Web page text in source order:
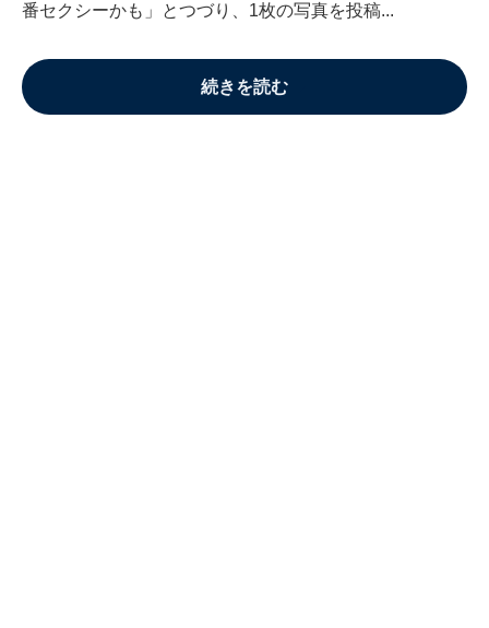
番セクシーかも」とつづり、1枚の写真を投稿...
続きを読む